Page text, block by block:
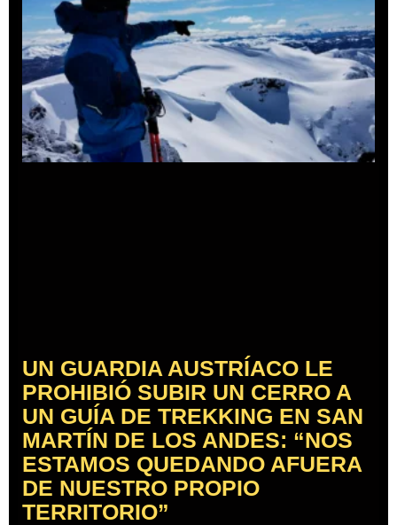
UN GUARDIA AUSTRÍACO LE
PROHIBIÓ SUBIR UN CERRO A
UN GUÍA DE TREKKING EN SAN
MARTÍN DE LOS ANDES: “NOS
ESTAMOS QUEDANDO AFUERA
DE NUESTRO PROPIO
TERRITORIO”